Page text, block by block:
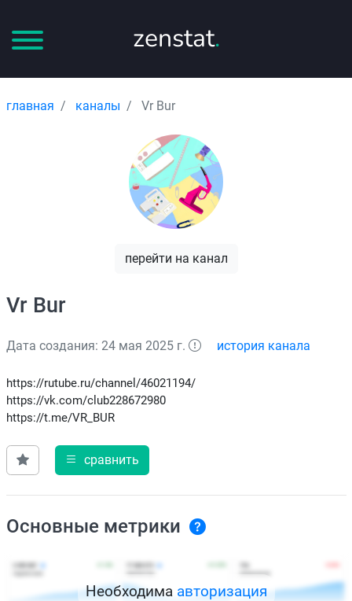
zenstat.
главная каналы Vr Bur
перейти на канал
Vr Bur
Дата создания: 24 мая 2025 г. история канала
https://rutube.ru/channel/46021194/
https://vk.com/club228672980
https://t.me/VR_BUR
сравнить
Основные метрики
Необходима авторизация